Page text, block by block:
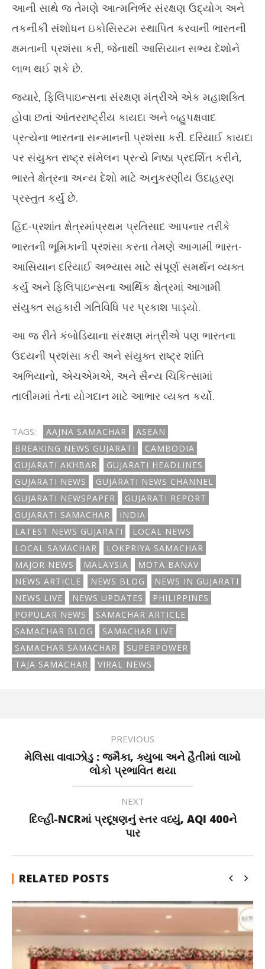
આની સાથે જ તેમણે આત્મનિર્ભર સંરક્ષણ ઉદ્યોગ અને
તકનીકી સંશોધન ઇકોસિસ્ટમ સ્થાપિત કરવાની ભારતની
ક્ષમતાની પ્રશંસા કરી, જેનાથી આસિયાન સભ્ય દેશોને
લાભ થઈ શકે છે.
જ્યારે, ફિલિપાઇન્સના સંરક્ષણ મંત્રીએ એક મહાશક્તિ
હોવા છતાં આંતરરાષ્ટ્રીય કાયદા અને બહુપક્ષવાદ
પ્રત્યેના ભારતના સન્માનની પ્રશંસા કરી. દરિયાઈ કાયદા
પર સંયુક્ત રાષ્ટ્ર સંમેલન પ્રત્યે નિષ્ઠા પ્રદર્શિત કરીને,
ભારતે ક્ષેત્રના અન્ય દેશો માટે અનુકરણીય ઉદાહરણ
પ્રસ્તુત કર્યું છે.
હિંદ-પ્રશાંત ક્ષેત્રમાંપ્રથમ પ્રતિસાદ આપનાર તરીકે
ભારતની ભૂમિકાની પ્રશંસા કરતા તેમણે આગામી ભારત-
આસિયાન દરિયાઈ અભ્યાસ માટે સંપૂર્ણ સમર્થન વ્યક્ત
કર્યું અને ફિલિપાઇન્સના આર્થિક ક્ષેત્રમાં આગામી
સંયુક્ત સહકારી ગતિવિધિ પર પ્રકાશ પાડ્યો.
આ જ રીતે કંબોડિયાના સંરક્ષણ મંત્રીએ પણ ભારતના
ઉદયની પ્રશંસા કરી અને સંયુક્ત રાષ્ટ્ર શાંતિ
અભિયાનો, એચએમએ, અને સૈન્ય ચિકિત્સામાં
તાલીમમાં તેના યોગદાન માટે આભાર વ્યક્ત કર્યો.
TAGS: AAJNA SAMACHAR
ASEAN
BREAKING NEWS GUJARATI
CAMBODIA
GUJARATI AKHBAR
GUJARATI HEADLINES
GUJARATI NEWS
GUJARATI NEWS CHANNEL
GUJARATI NEWSPAPER
GUJARATI REPORT
GUJARATI SAMACHAR
INDIA
LATEST NEWS GUJARATI
LOCAL NEWS
LOCAL SAMACHAR
LOKPRIYA SAMACHAR
MAJOR NEWS
MALAYSIA
MOTA BANAV
NEWS ARTICLE
NEWS BLOG
NEWS IN GUJARATI
NEWS LIVE
NEWS UPDATES
PHILIPPINES
POPULAR NEWS
SAMACHAR ARTICLE
SAMACHAR BLOG
SAMACHAR LIVE
SAMACHAR SAMACHAR
SUPERPOWER
TAJA SAMACHAR
VIRAL NEWS
PREVIOUS
મેલિસા વાવાઝોડુ : જમૈકા, ક્યુબા અને હૈતીમાં લાખો
લોકો પ્રભાવિત થયા
NEXT
દિલ્હી-NCRમાં પ્રદૂષણનું સ્તર વધ્યું, AQI 400ને
પાર
RELATED POSTS